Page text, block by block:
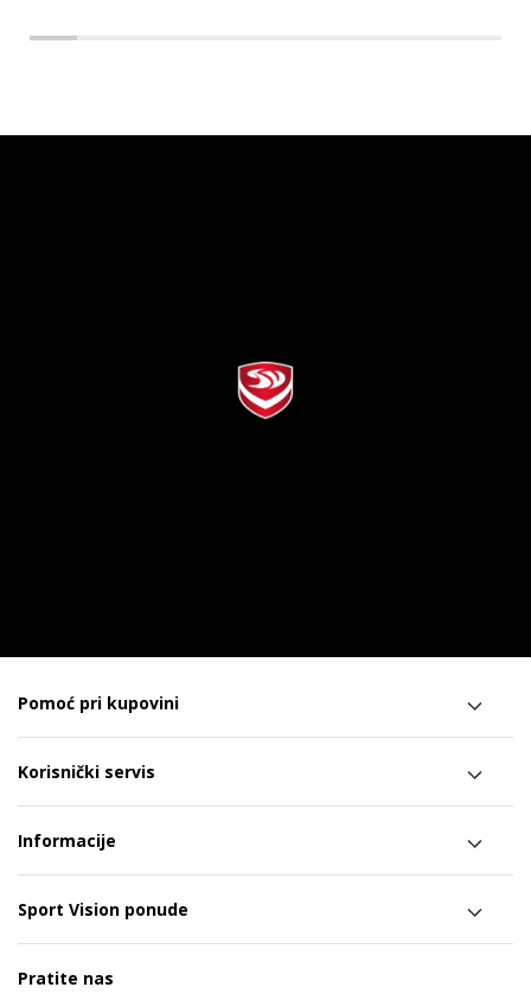
Pomoć pri kupovini
Korisnički servis
Informacije
Sport Vision ponude
Pratite nas